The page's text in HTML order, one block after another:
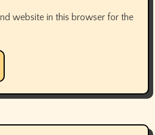
website in this browser for the